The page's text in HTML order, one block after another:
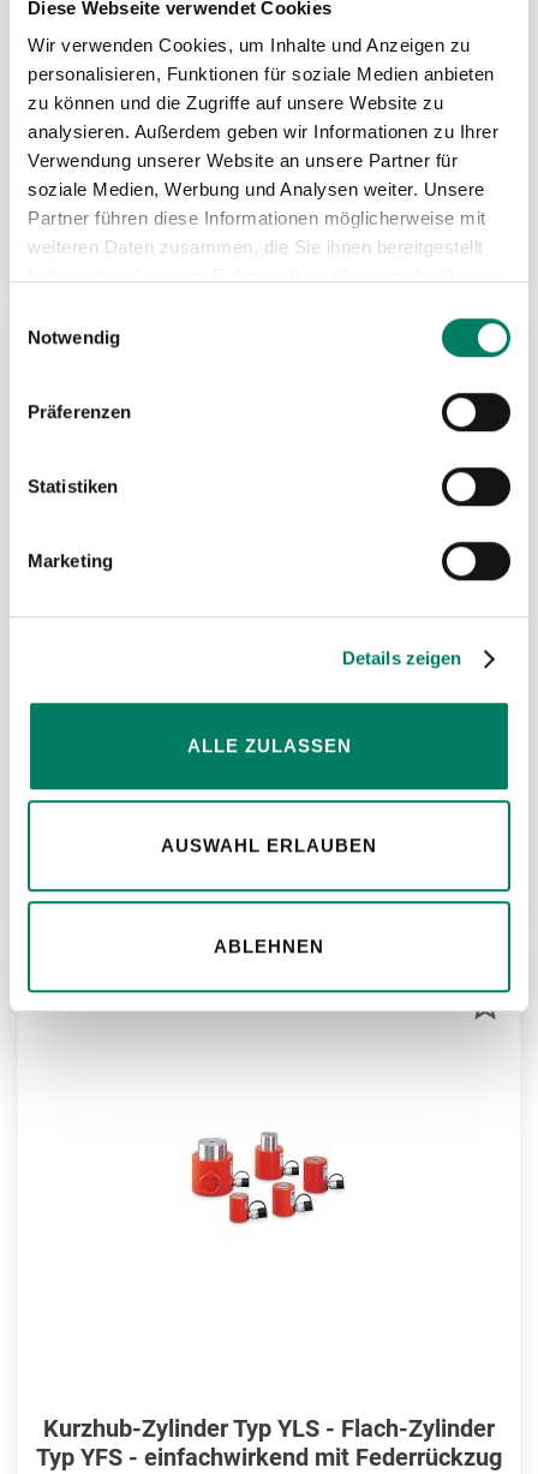
Diese Webseite verwendet Cookies
Wir verwenden Cookies, um Inhalte und Anzeigen zu
personalisieren, Funktionen für soziale Medien anbieten
zu können und die Zugriffe auf unsere Website zu
analysieren. Außerdem geben wir Informationen zu Ihrer
Verwendung unserer Website an unsere Partner für
soziale Medien, Werbung und Analysen weiter. Unsere
Partner führen diese Informationen möglicherweise mit
weiteren Daten zusammen, die Sie ihnen bereitgestellt
Notwendig
Präferenzen
Statistiken
Marketing
Details zeigen
ALLE ZULASSEN
AUSWAHL ERLAUBEN
ABLEHNEN
Schwerlast-Zylinder Typ YEGB
Weitere Informationen
Zug-Zylinder Typ YPL - einfachwirkend mit
Weitere Informationen
ZUR
Kurzhub-Zylinder Typ YLS - Flach-Zylinder
Typ YFS - einfachwirkend mit Federrückzug